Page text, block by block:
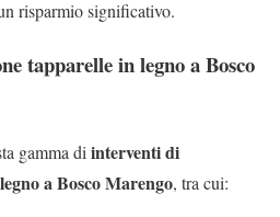
risparmio significativo.
tapparelle in legno a Bosco
gamma diinterventi di
a Bosco Marengo, tra cui: